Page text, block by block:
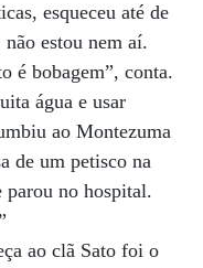
esqueceu até de
estou nem aí.
é bobagem”, conta.
água e usar
ao Montezuma
de um petisco na
no hospital.
ao clã Sato foi o